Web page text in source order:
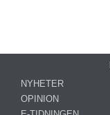
NYHETER
OPINION